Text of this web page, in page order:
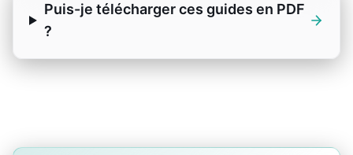
Puis-je télécharger ces guides en PDF
?